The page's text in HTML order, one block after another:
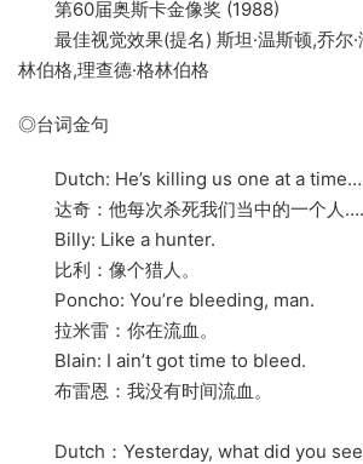
第60届奥斯卡金像奖 (1988)
最佳视觉效果(提名) 斯坦·温斯顿,乔尔·
林伯格,理查德·格林伯格
◎台词金句
Dutch: He’s killing us one at a time…
达奇：他每次杀死我们当中的一个人
Billy: Like a hunter.
比利：像个猎人。
Poncho: You’re bleeding, man.
拉米雷：你在流血。
Blain: I ain’t got time to bleed.
布雷恩：我没有时间流血。
Dutch：Yesterday, what did you